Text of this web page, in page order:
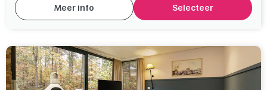
Meer info Selecteer